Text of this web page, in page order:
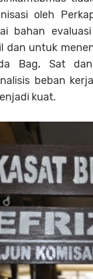
oleh
bahan
dan untuk
Bag, Sat
beban
kuat.